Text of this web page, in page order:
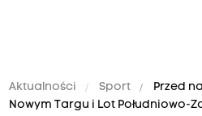
Aktualności Sport
Przed
Nowym Targu i Lot Południowo-